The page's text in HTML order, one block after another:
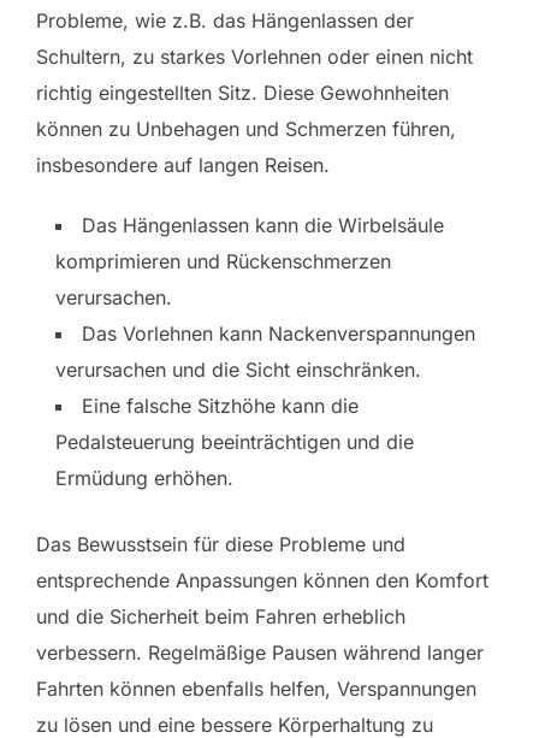
Probleme, wie z.B. das Hängenlassen der
Schultern, zu starkes Vorlehnen oder einen nicht
richtig eingestellten Sitz. Diese Gewohnheiten
können zu Unbehagen und Schmerzen führen,
insbesondere auf langen Reisen.
Das Hängenlassen kann die Wirbelsäule
komprimieren und Rückenschmerzen
verursachen.
Das Vorlehnen kann Nackenverspannungen
verursachen und die Sicht einschränken.
Eine falsche Sitzhöhe kann die
Pedalsteuerung beeinträchtigen und die
Ermüdung erhöhen.
Das Bewusstsein für diese Probleme und
entsprechende Anpassungen können den Komfort
und die Sicherheit beim Fahren erheblich
verbessern. Regelmäßige Pausen während langer
Fahrten können ebenfalls helfen, Verspannungen
zu lösen und eine bessere Körperhaltung zu